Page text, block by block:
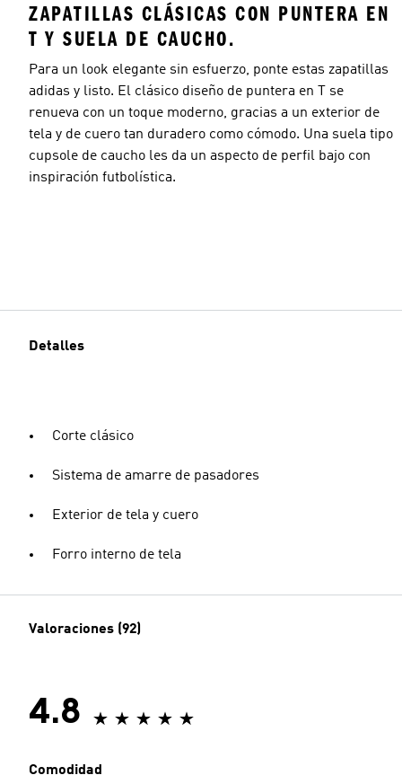
ZAPATILLAS CLÁSICAS CON PUNTERA EN
T Y SUELA DE CAUCHO.
Para un look elegante sin esfuerzo, ponte estas zapatillas
adidas y listo. El clásico diseño de puntera en T se
renueva con un toque moderno, gracias a un exterior de
tela y de cuero tan duradero como cómodo. Una suela tipo
cupsole de caucho les da un aspecto de perfil bajo con
inspiración futbolística.
Detalles
Corte clásico
Sistema de amarre de pasadores
Exterior de tela y cuero
Forro interno de tela
Valoraciones (92)
4.8
Comodidad